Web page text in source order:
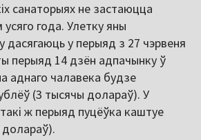
санаторыях не застаюцца
усяго года. Улетку яны
дасягаюць у перыяд з 27 чэрвеня
перыяд 14 дзён адпачынку ў
аднаго чалавека будзе
(3 тысячы долараў). У
ж перыяд пуцёўка каштуе
долараў).